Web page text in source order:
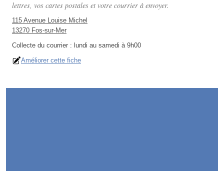
lettres, vos cartes postales et votre courrier à envoyer.
115 Avenue Louise Michel
13270 Fos-sur-Mer
Collecte du courrier : lundi au samedi à 9h00
Améliorer cette fiche